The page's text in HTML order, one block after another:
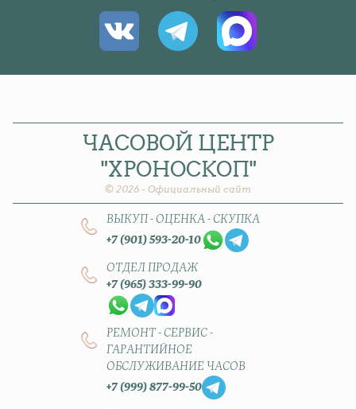
ЧАСОВОЙ ЦЕНТР
"ХРОНОСКОП"
© 2026 - Официальный сайт
ВЫКУП - ОЦЕНКА - СКУПКА
+7 (901) 593-20-10
ОТДЕЛ ПРОДАЖ
+7 (965) 333-99-90
РЕМОНТ - СЕРВИС -
ГАРАНТИЙНОЕ
ОБСЛУЖИВАНИЕ ЧАСОВ
+7 (999) 877-99-50